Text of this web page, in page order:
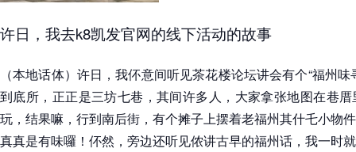
许日，我去k8凯发官网的线下活动的故事
（本地话体）许日，我伓意间听见茶花楼论坛讲会有个“福州
到底所，正正是三坊七巷，其间许多人，大家拿张地图在巷
玩，结果嘛，行到南后街，有个摊子上摆着老福州其什乇小物
真真是有味囉！伓然，旁边还听见侬讲古早的福州话，我一时